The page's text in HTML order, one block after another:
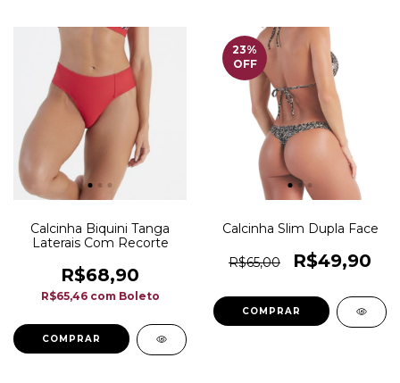
Calcinha Biquini Tanga
Laterais Com Recorte
R$68,90
R$65,46 com Boleto
COMPRAR
23%
OFF
Calcinha Slim Dupla Face
R$65,00 R$49,90
COMPRAR